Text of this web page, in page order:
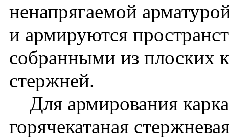
ненапрягаемой
и армируются
собранными из плоских
стержней.
Для армирования
горячекатаная